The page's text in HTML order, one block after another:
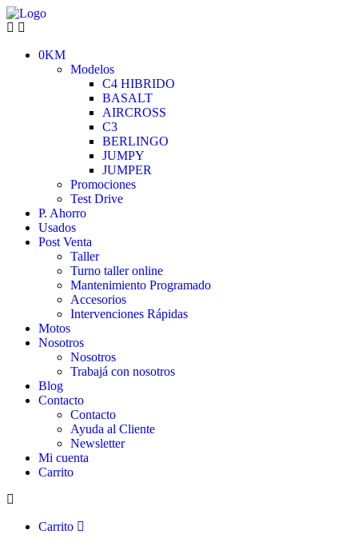
0KM
Modelos
C4 HIBRIDO
BASALT
AIRCROSS
C3
BERLINGO
JUMPY
JUMPER
Promociones
Test Drive
P. Ahorro
Usados
Post Venta
Taller
Turno taller online
Mantenimiento Programado
Accesorios
Intervenciones Rápidas
Motos
Nosotros
Nosotros
Trabajá con nosotros
Blog
Contacto
Contacto
Ayuda al Cliente
Newsletter
Mi cuenta
Carrito
Carrito